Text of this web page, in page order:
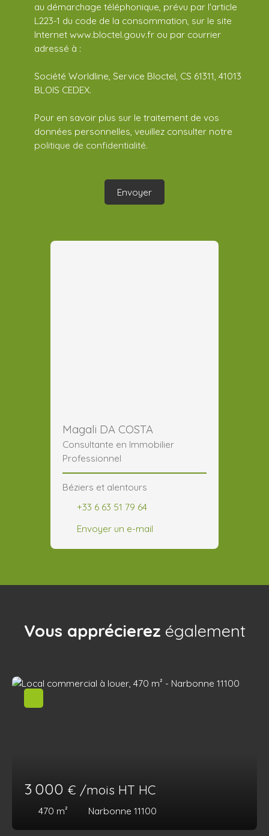
au démarchage téléphonique, prévu par l'article
L223-1 du code de la consommation, sur le site
Internet www.bloctel.gouv.fr ou par courrier
adressé à :
Société Worldline, Service Bloctel, CS 61311, 41013
BLOIS CEDEX.
Pour en savoir plus sur le traitement de vos
données personnelles, veuillez consulter notre
politique de confidentialité.
Envoyer
Magali DA COSTA
Consultante en Immobilier
Professionnel
Béziers et alentours
+33 6 63 51 79 64
Envoyer un e-mail
Vous apprécierez également
3 000 € /mois HT HC
470 m² Narbonne 11100